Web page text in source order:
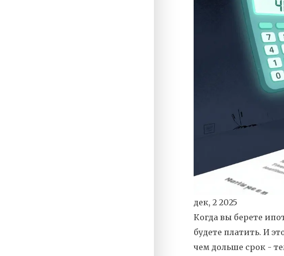
дек, 2 2025
Когда вы берете
будете платить. И
чем дольше срок -